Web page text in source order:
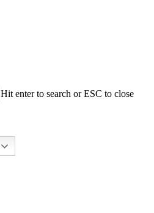
Hit enter to search or ESC to close